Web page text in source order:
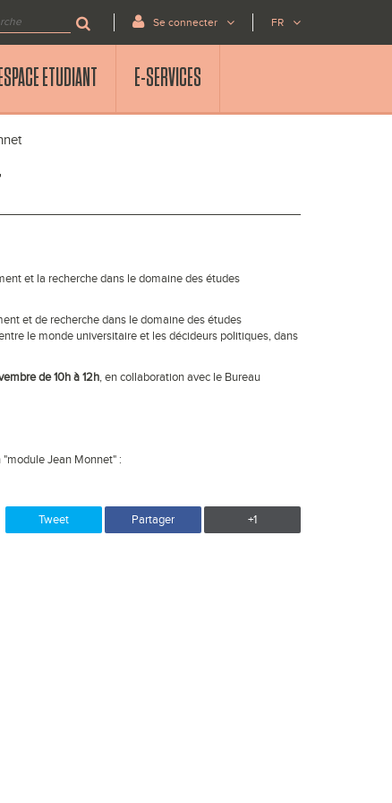
FR
Se connecter
ESPACE ETUDIANT E-SERVICES
et la recherche dans le domaine des études
et de recherche dans le domaine des études
le monde universitaire et les décideurs politiques, dans
de 10h à 12h, en collaboration avec le Bureau
Jean Monnet" :
Tweet Partager +1